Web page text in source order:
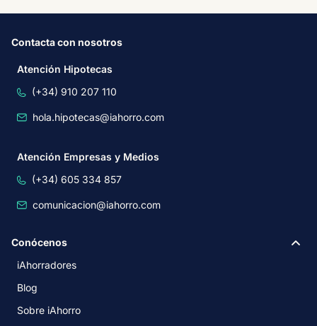
Contacta con nosotros
Atención Hipotecas
(+34) 910 207 110
hola.hipotecas@iahorro.com
Atención Empresas y Medios
(+34) 605 334 857
comunicacion@iahorro.com
Conócenos
iAhorradores
Blog
Sobre iAhorro